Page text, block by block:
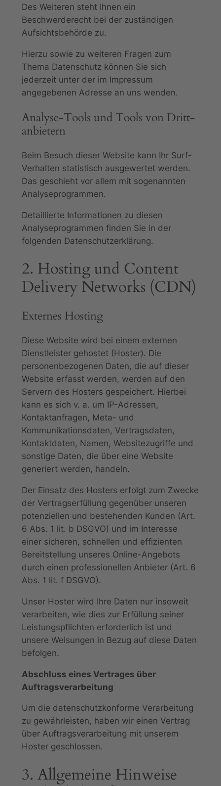
Des Weiteren steht Ihnen ein
Beschwerderecht bei der zuständigen
Aufsichtsbehörde zu.
Hierzu sowie zu weiteren Fragen zum
Thema Datenschutz können Sie sich
jederzeit unter der im Impressum
angegebenen Adresse an uns wenden.
Analyse-Tools und Tools von Dritt­
anbietern
Beim Besuch dieser Website kann Ihr Surf-
Verhalten statistisch ausgewertet werden.
Das geschieht vor allem mit sogenannten
Analyseprogrammen.
Detaillierte Informationen zu diesen
Analyseprogrammen finden Sie in der
folgenden Datenschutzerklärung.
2. Hosting und Content
Delivery Networks (CDN)
Externes Hosting
Diese Website wird bei einem externen
Dienstleister gehostet (Hoster). Die
personenbezogenen Daten, die auf dieser
Website erfasst werden, werden auf den
Servern des Hosters gespeichert. Hierbei
kann es sich v. a. um IP-Adressen,
Kontaktanfragen, Meta- und
Kommunikationsdaten, Vertragsdaten,
Kontaktdaten, Namen, Websitezugriffe und
sonstige Daten, die über eine Website
generiert werden, handeln.
Der Einsatz des Hosters erfolgt zum Zwecke
der Vertragserfüllung gegenüber unseren
potenziellen und bestehenden Kunden (Art.
6 Abs. 1 lit. b DSGVO) und im Interesse
einer sicheren, schnellen und effizienten
Bereitstellung unseres Online-Angebots
durch einen professionellen Anbieter (Art. 6
Abs. 1 lit. f DSGVO).
Unser Hoster wird Ihre Daten nur insoweit
verarbeiten, wie dies zur Erfüllung seiner
Leistungspflichten erforderlich ist und
unsere Weisungen in Bezug auf diese Daten
befolgen.
Abschluss eines Vertrages über
Auftragsverarbeitung
Um die datenschutzkonforme Verarbeitung
zu gewährleisten, haben wir einen Vertrag
über Auftragsverarbeitung mit unserem
Hoster geschlossen.
3. Allgemeine Hinweise